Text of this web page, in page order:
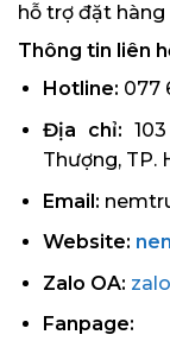
hỗ trợ đặt
Thông tin liên
Hotline: 077
Địa chỉ:
Thượng, TP.
Email:
Website:
Zalo OA:
Fanpage: